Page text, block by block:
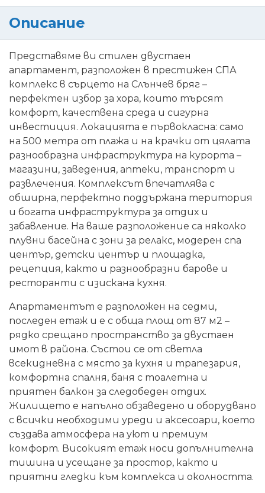
Описание
Представяме ви стилен двустаен
апартамент, разположен в престижен СПА
комплекс в сърцето на Слънчев бряг –
перфектен избор за хора, които търсят
комфорт, качествена среда и сигурна
инвестиция. Локацията е първокласна: само
на 500 метра от плажа и на крачки от цялата
разнообразна инфраструктура на курорта –
магазини, заведения, аптеки, транспорт и
развлечения. Комплексът впечатлява с
обширна, перфектно поддържана територия
и богата инфраструктура за отдих и
забавление. На ваше разположение са няколко
плувни басейна с зони за релакс, модерен спа
център, детски център и площадка,
рецепция, както и разнообразни барове и
ресторанти с изискана кухня.
Апартаментът е разположен на седми,
последен етаж и е с обща площ от 87 м2 –
рядко срещано пространство за двустаен
имот в района. Състои се от светла
всекидневна с място за кухня и трапезария,
комфортна спалня, баня с тоалетна и
приятен балкон за следобеден отдих.
Жилището е напълно обзаведено и оборудвано
с всички необходими уреди и аксесоари, което
създава атмосфера на уют и премиум
комфорт. Високият етаж носи допълнителна
тишина и усещане за простор, както и
приятни гледки към комплекса и околността.